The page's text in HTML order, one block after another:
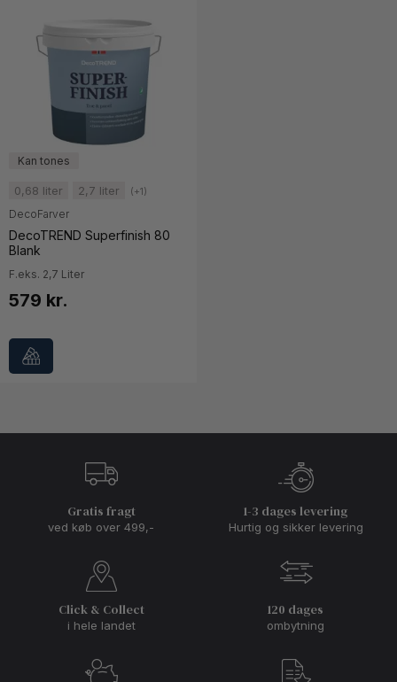
0,68 liter 2,7 liter (+1)
DecoFarver
DecoTREND Superfinish 80
Blank
F.eks. 2,7 Liter
579 kr.
Gratis fragt
ved køb over 499,-
1-3 dages levering
Hurtig og sikker levering
Click & Collect
i hele landet
120 dages
ombytning